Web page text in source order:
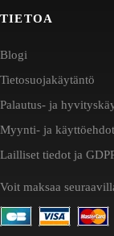
TIETOA
Blogi
Tietosuojakäytäntö
Palautus- ja
Myynti- ja käyttöehdot
Lailliset tiedot ja
Voit maksaa